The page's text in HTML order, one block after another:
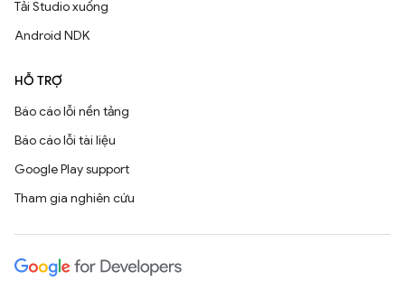
Tải Studio xuống
Android NDK
HỖ TRỢ
Báo cáo lỗi nền tảng
Báo cáo lỗi tài liệu
Google Play support
Tham gia nghiên cứu